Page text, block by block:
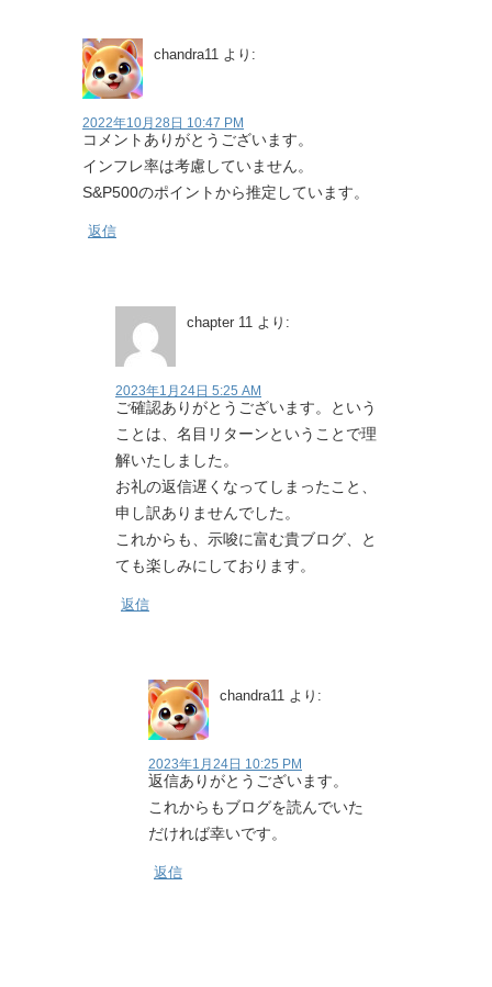
chandra11 より:
2022年10月28日 10:47 PM
コメントありがとうございます。
インフレ率は考慮していません。
S&P500のポイントから推定しています。
返信
chapter 11 より:
2023年1月24日 5:25 AM
ご確認ありがとうございます。という
ことは、名目リターンということで理
解いたしました。
お礼の返信遅くなってしまったこと、
申し訳ありませんでした。
これからも、示唆に富む貴ブログ、と
ても楽しみにしております。
返信
chandra11 より:
2023年1月24日 10:25 PM
返信ありがとうございます。
これからもブログを読んでいた
だければ幸いです。
返信